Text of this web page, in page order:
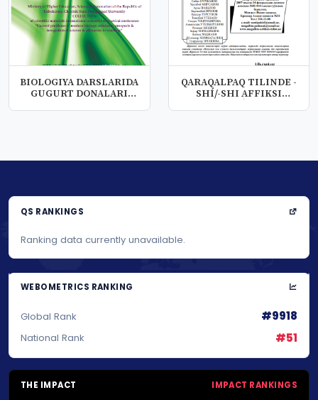
BIOLOGIYA DARSLARIDA
GUGURT DONALARI
QARAQALPAQ TILINDE -
SHÍ/-SHI AFFIKSI
QS RANKINGS
Ranking data currently unavailable.
WEBOMETRICS RANKING
Global Rank #9918
National Rank #51
THE IMPACT IMPACT RANKINGS